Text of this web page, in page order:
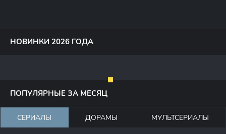
НОВИНКИ 2026 ГОДА
ПОПУЛЯРНЫЕ ЗА МЕСЯЦ
СЕРИАЛЫ ДОРАМЫ МУЛЬТСЕРИАЛЫ